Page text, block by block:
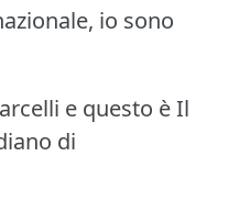
io sono
e questo è Il
di